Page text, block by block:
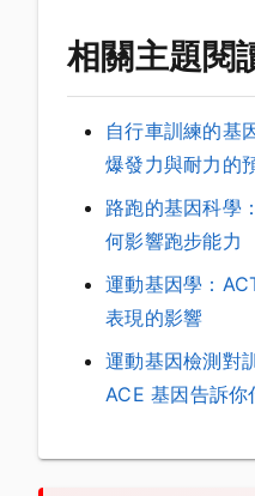
相關主題閱
自行車訓練的基
爆發力與耐力的
路跑的基因科學
何影響跑步能力
運動基因學：
表現的影響
運動基因檢測對
ACE 基因告訴你